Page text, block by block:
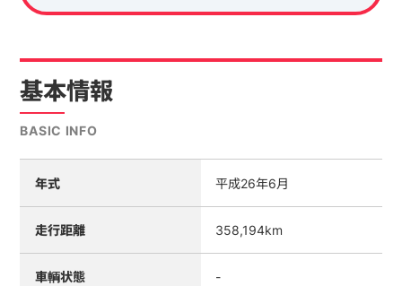
基本情報
BASIC INFO
年式 平成26年6月
走行距離 358,194km
車輌状態 -